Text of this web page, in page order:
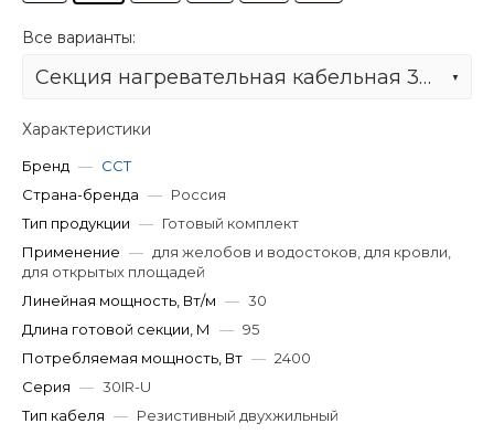
Все варианты:
Секция нагревательная кабельная 30IR-U-2-01-0950-040
Характеристики
Бренд — ССТ
Страна-бренда — Россия
Тип продукции — Готовый комплект
Применение — для желобов и водостоков, для кровли,
для открытых площадей
Линейная мощность, Вт/м — 30
Длина готовой секции, М
— 95
Потребляемая мощность, Вт — 2400
Серия — 30IR-U
Тип кабеля — Резистивный двухжильный